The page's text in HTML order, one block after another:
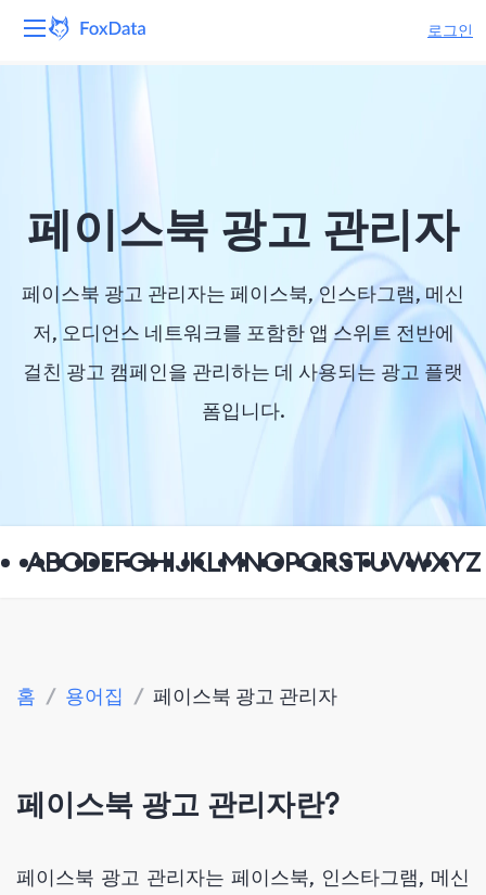
로그인
솔루션
회사
페이스북 광고 관리자
페이스북 광고 관리자는 페이스북, 인스타그램, 메신
저, 오디언스 네트워크를 포함한 앱 스위트 전반에
걸친 광고 캠페인을 관리하는 데 사용되는 광고 플랫
폼입니다.
ABCDEFGHIJKLMNOPQRSTUVWXYZ
홈 / 용어집 / 페이스북 광고 관리자
페이스북 광고 관리자란?
페이스북 광고 관리자는 페이스북, 인스타그램, 메신